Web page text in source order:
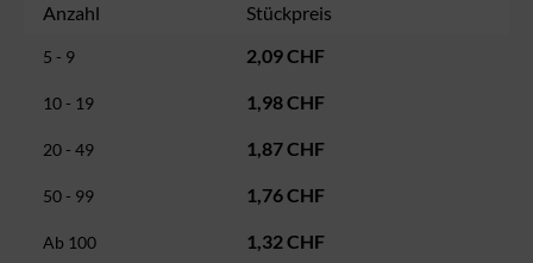
Anzahl Stückpreis
5 - 9 2,09 CHF
10 - 19 1,98 CHF
20 - 49 1,87 CHF
50 - 99 1,76 CHF
Ab 100 1,32 CHF